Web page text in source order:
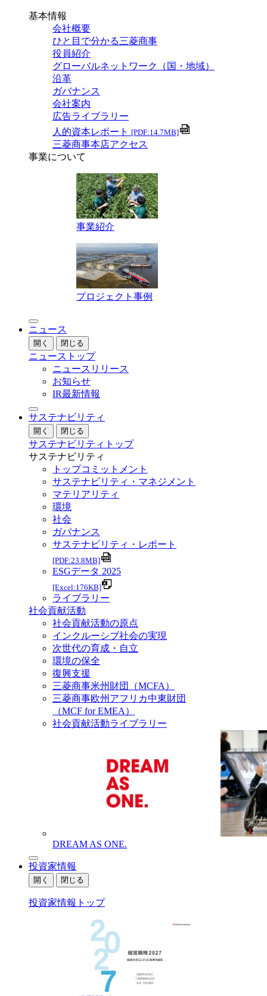
基本情報
会社概要
ひと目で分かる三菱商事
役員紹介
グローバルネットワーク（国・地域）
沿革
ガバナンス
会社案内
広告ライブラリー
人的資本レポート [PDF:14.7MB]
三菱商事本店アクセス
事業について
事業紹介
プロジェクト事例
ニュース
開く 閉じる
ニューストップ
ニュースリリース
お知らせ
IR最新情報
サステナビリティ
開く 閉じる
サステナビリティトップ
サステナビリティ
トップコミットメント
サステナビリティ・マネジメント
マテリアリティ
環境
社会
ガバナンス
サステナビリティ・レポート
[PDF:23.8MB]
ESGデータ 2025
[Excel:176KB]
ライブラリー
社会貢献活動
社会貢献活動の原点
インクルーシブ社会の実現
次世代の育成・自立
環境の保全
復興支援
三菱商事米州財団（MCFA）
三菱商事欧州アフリカ中東財団
（MCF for EMEA）
社会貢献活動ライブラリー
DREAM AS ONE.
投資家情報
開く 閉じる
投資家情報トップ